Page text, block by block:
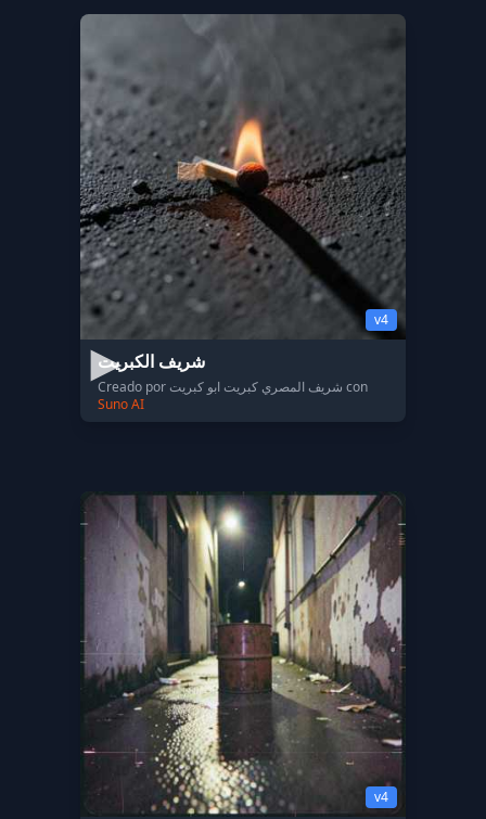
v4
شريف الكبريت
Creado por شريف المصري كبريت ابو كبريت con
Suno AI
v4